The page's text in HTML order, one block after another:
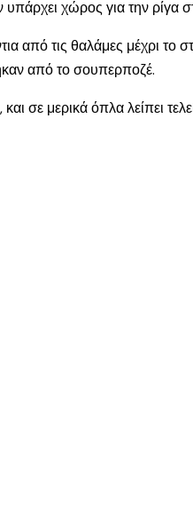
υπάρχει χώρος για την ρίγα
από τις θαλάμες μέχρι
από το σουπερποζέ.
σε μερικά όπλα λείπει